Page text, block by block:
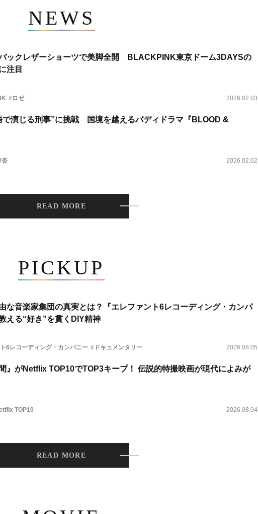
NEWS
ックレザーショーツで美脚全開 BLACKPINK東京ドーム3DAYSの
注目
#ロゼ 2026.02.03
で演じる刑事”に挑戦 国境を越えるバディドラマ『BLOOD &
杏 2026.02.02
READ MORE
PICKUP
な音楽家集団の真実とは？『エレファント6レコーディング・カンパ
える“好き”を貫くDIY精神
6レコーディング・カンパニー #ドキュメンタリー 2026.08.05
間』がNetflix TOP10でTOP3キープ！ 伝説的特撮映画が現代によみが
TOP10 2026.08.04
READ MORE